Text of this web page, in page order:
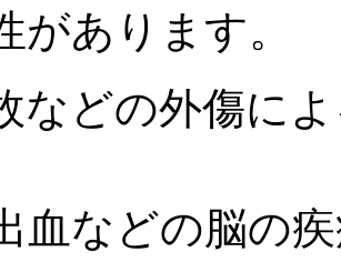
があります。
などの外傷に
血などの脳の